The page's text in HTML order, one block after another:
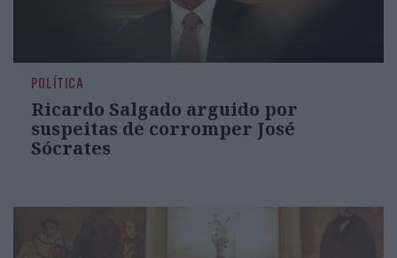
POLÍTICA
Ricardo Salgado arguido por
suspeitas de corromper José
Sócrates